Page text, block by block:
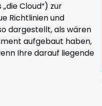
Cloud“) zur
Richtlinien und
dargestellt, als wären
aufgebaut haben,
Ihre darauf liegende